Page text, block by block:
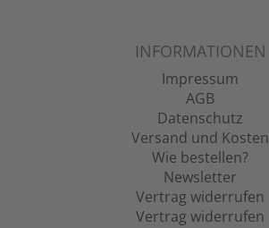
INFORMATIONEN
Impressum
AGB
Datenschutz
Versand und Kosten
Wie bestellen?
Newsletter
Vertrag widerrufen
Vertrag widerrufen